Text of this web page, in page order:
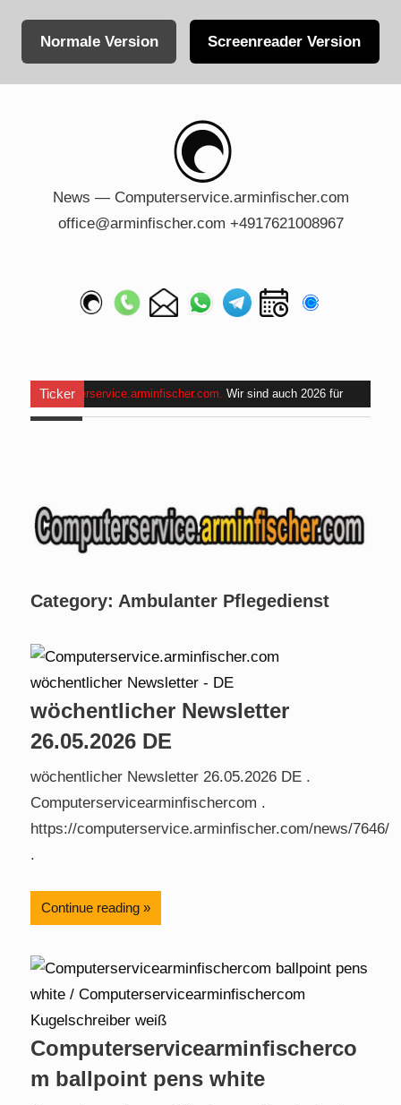
Normale Version Screenreader Version
News — Computerservice.arminfischer.com
office@arminfischer.com +4917621008967
Ticker
Computerservice.arminfischer.com. Wir sind auch 2026 für
Euch da . AmMo, 24.08.2026 bis Fr, 28.08.2026halte ich
nicht verfügbar.
Category: Ambulanter Pflegedienst
wöchentlicher Newsletter
26.05.2026 DE
wöchentlicher Newsletter 26.05.2026 DE .
Computerservicearminfischercom .
https://computerservice.arminfischer.com/news/7646/
.
Continue reading
Computerservicearminfischerco
m ballpoint pens white